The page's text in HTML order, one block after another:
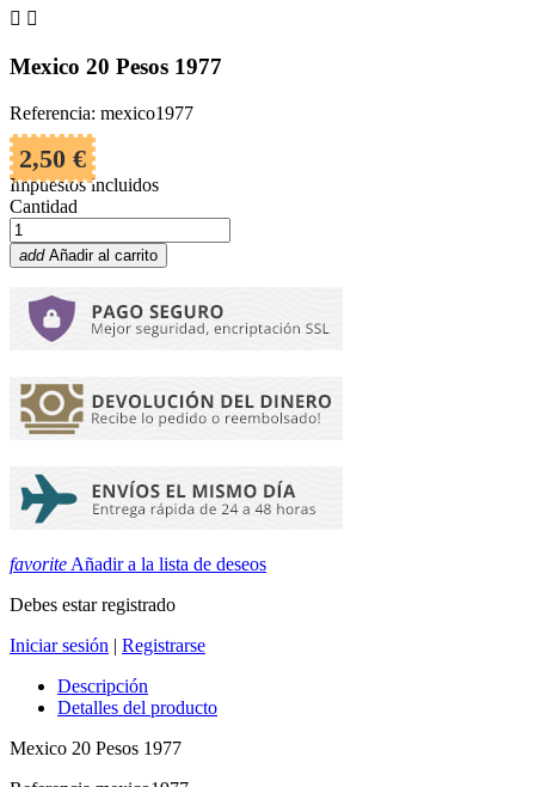
 
Mexico 20 Pesos 1977
Referencia: mexico1977
2,50 €
Impuestos incluidos
Cantidad
add Añadir al carrito
favorite Añadir a la lista de deseos
Debes estar registrado
Iniciar sesión | Registrarse
Descripción
Detalles del producto
Mexico 20 Pesos 1977